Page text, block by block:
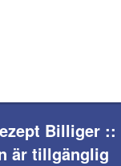
Billiger ::
är tillgänglig